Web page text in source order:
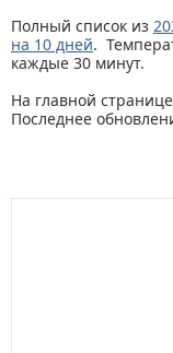
Полный список из
на 10 дней.
каждые 30 минут.
На главной странице
Последнее